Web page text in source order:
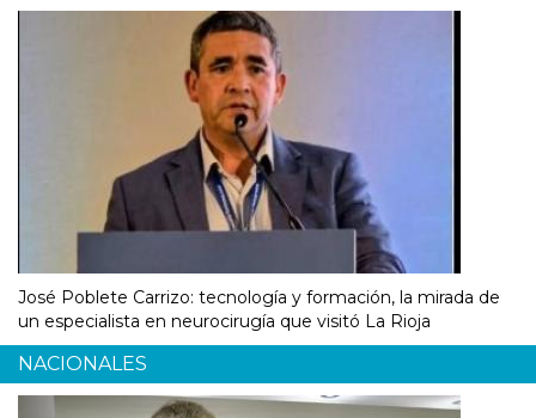
José Poblete Carrizo: tecnología y formación, la mirada de
un especialista en neurocirugía que visitó La Rioja
NACIONALES